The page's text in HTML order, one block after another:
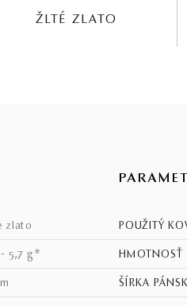
ŽLTÉ ZLATO
zlato
- 5,7 g*
POUŽITÝ
HMOTNOSŤ
ŠÍRKA